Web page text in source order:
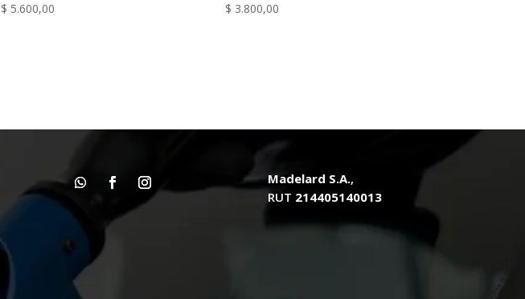
$ 5.600,00 $ 3.800,00
Madelard S.A.,
RUT 214405140013